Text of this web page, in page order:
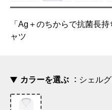
「Ag＋のちからで抗菌長
ャツ
カラーを選ぶ シェル